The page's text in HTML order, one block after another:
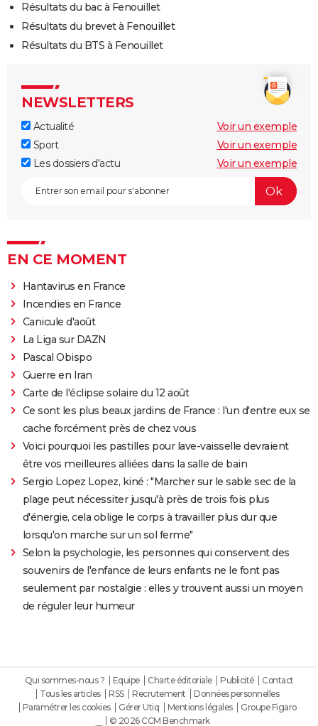
Résultats du bac à Fenouillet
Résultats du brevet à Fenouillet
Résultats du BTS à Fenouillet
NEWSLETTERS
Actualité
Voir un exemple
Sport
Voir un exemple
Les dossiers d'actu
Voir un exemple
EN CE MOMENT
Hantavirus en France
Incendies en France
Canicule d'août
La Liga sur DAZN
Pascal Obispo
Guerre en Iran
Carte de l'éclipse solaire du 12 août
Ce sont les plus beaux jardins de France : l'un d'entre eux se
cache forcément près de chez vous
Voici pourquoi les pastilles pour lave-vaisselle devraient
être vos meilleures alliées dans la salle de bain
Sergio Lopez Lopez, kiné : "Marcher sur le sable sec de la
plage peut nécessiter jusqu'à près de trois fois plus
d'énergie, cela oblige le corps à travailler plus dur que
lorsqu'on marche sur un sol ferme"
Selon la psychologie, les personnes qui conservent des
souvenirs de l'enfance de leurs enfants ne le font pas
seulement par nostalgie : elles y trouvent aussi un moyen
de réguler leur humeur
Qui sommes-nous ? Equipe Charte éditoriale Publicité
Contact
Tous les articles
RSS Recrutement
Données personnelles
Paramétrer les cookies
Gérer Utiq Mentions légales
Groupe Figaro
© 2026 CCM Benchmark